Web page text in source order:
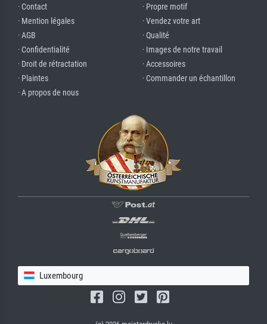
· Contact
· Mention légales
· AGB
· Confidentialité
· Droit de rétractation
· Plaintes
· A propos de nous
· Propre motif
· Vendez votre art
· Qualité
· Images de notre travail
· Accessoires
· Commander un échantillon
Luxembourg